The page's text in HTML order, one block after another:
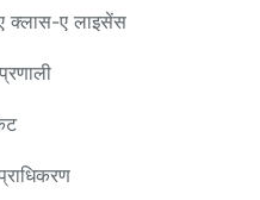
क्लास-ए लाइसेंस